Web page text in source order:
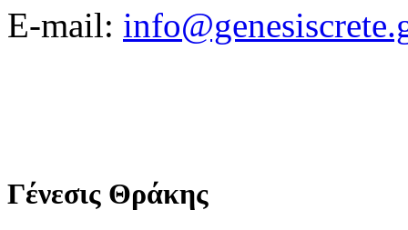
E-mail:
Γένεσις Θράκης